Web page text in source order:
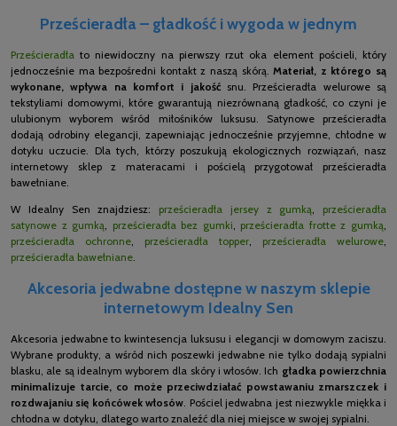
Prześcieradła – gładkość i wygoda w jednym
Prześcieradła to niewidoczny na pierwszy rzut oka element pościeli, który
jednocześnie ma bezpośredni kontakt z naszą skórą.Materiał, z którego są
wykonane, wpływa na komfort i jakośćsnu. Prześcieradła welurowe są
tekstyliami domowymi, które gwarantują niezrównaną gładkość, co czyni je
ulubionym wyborem wśród miłośników luksusu. Satynowe prześcieradła
dodają odrobiny elegancji, zapewniając jednocześnie przyjemne, chłodne w
dotyku uczucie. Dla tych, którzy poszukują ekologicznych rozwiązań, nasz
internetowy sklep z materacami i pościelą przygotował prześcieradła
bawełniane.
W Idealny Sen znajdziesz: prześcieradła jersey z gumką
prześcieradła
satynowe z gumką
prześcieradła bez gumki prześcieradła frotte z gumką
prześcieradła ochronne
prześcieradła topper prześcieradła welurowe
prześcieradła bawełniane
Akcesoria jedwabne dostępne w naszym sklepie
internetowym Idealny Sen
Akcesoria jedwabne to kwintesencja luksusu i elegancji w domowym zaciszu.
Wybrane produkty, a wśród nich poszewki jedwabne nie tylko dodają sypialni
blasku, ale są idealnym wyborem dla skóry i włosów. Ich gładka powierzchnia
minimalizuje tarcie, co może przeciwdziałać powstawaniu zmarszczek i
rozdwajaniu się końcówek włosów . Pościel jedwabna jest niezwykle miękka i
chłodna w dotyku, dlatego warto znaleźć dla niej miejsce w swojej sypialni.